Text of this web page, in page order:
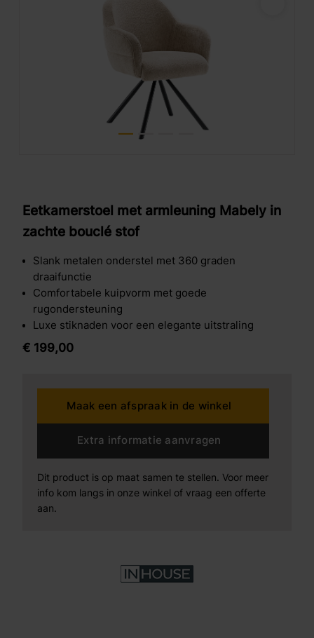
Eetkamerstoel met armleuning Mabely in
zachte bouclé stof
Slank metalen onderstel met 360 graden
draaifunctie
Comfortabele kuipvorm met goede
rugondersteuning
Luxe stiknaden voor een elegante uitstraling
Bekleed met een zachte stof met subtiele structuur
Verkrijgbaar in drie kleuren
€ 199,00
Maak een afspraak in de winkel
Extra informatie aanvragen
Dit product is op maat samen te stellen. Voor meer
info kom langs in onze winkel of vraag een offerte
aan.